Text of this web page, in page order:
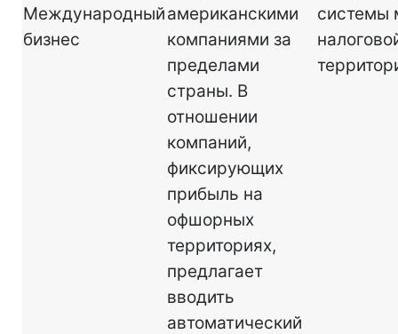
Международный
бизнес
американскими
компаниями за
пределами
страны. В
отношении
компаний,
фиксирующих
прибыль на
офшорных
территориях,
предлагает
вводить
автоматический
системы